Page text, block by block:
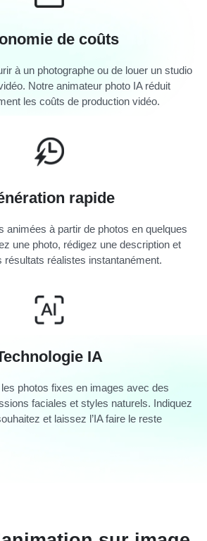
de coûts
à un photographe ou de louer un studio
Notre animateur photo IA réduit
les coûts de production vidéo.
rapide
animées à partir de photos en quelques
une photo, rédigez une description et
résultats réalistes instantanément.
IA
les photos fixes en images avec des
faciales et styles naturels. Indiquez
et laissez l’IA faire le reste